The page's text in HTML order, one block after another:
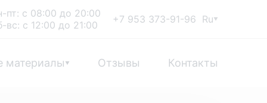
пт: с 08:00 до 20:00
вс: с 12:00 до 21:00
+7 953 373-91-96 Ru
материалы Отзывы Контакты